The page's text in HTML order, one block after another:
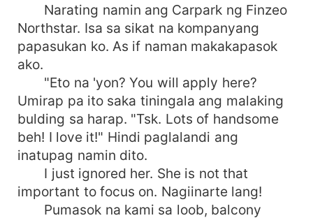
Narating namin ang Carpark ng Finzeo
Northstar. Isa sa sikat na kompanyang
papasukan ko. As if naman makakapasok
ako.
"Eto na 'yon? You will apply here?
Umirap pa ito saka tiningala ang malaking
bulding sa harap. "Tsk. Lots of handsome
beh! I love it!" Hindi paglalandi ang
inatupag namin dito.
I just ignored her. She is not that
important to focus on. Nagiinarte lang!
Pumasok na kami sa loob, balcony